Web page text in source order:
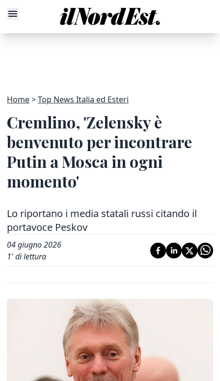
Home Top News Italia ed Esteri
Cremlino, 'Zelensky è
benvenuto per incontrare
Putin a Mosca in ogni
momento'
Lo riportano i media statali russi citando il
portavoce Peskov
04 giugno 2026
1' di lettura